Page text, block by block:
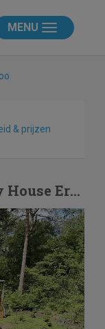
MENU
& prijzen
Vakantiewoning - Tiny House Eris met sauna